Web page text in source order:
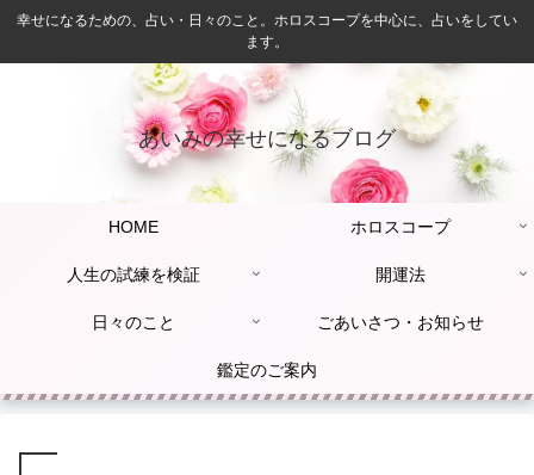
幸せになるための、占い・日々のこと。ホロスコープを中心に、占いをしてい
ます。
あいみの幸せになるブログ
HOME ホロスコープ
人生の試練を検証 開運法
日々のこと ごあいさつ・お知らせ
鑑定のご案内